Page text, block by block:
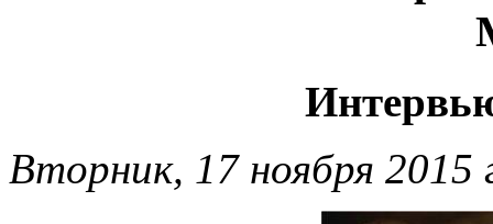
Вторник, 17 ноября 2015